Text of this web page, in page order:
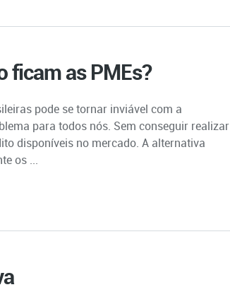
ficam as PMEs?
pode se tornar inviável com a
para todos nós. Sem conseguir realizar
disponíveis no mercado. A alternativa
os ...